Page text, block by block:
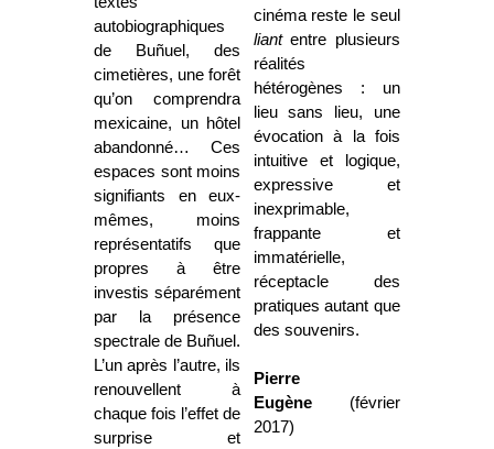
autobiographiques
de Buñuel, des
cimetières, une forêt
qu’on comprendra
mexicaine, un hôtel
abandonné… Ces
espaces sont moins
signifiants en eux-
mêmes, moins
représentatifs que
propres à être
investis séparément
par la présence
spectrale de Buñuel.
L’un après l’autre, ils
renouvellent à
chaque fois l’effet de
surprise et
cinéma reste le seul
liantentre plusieurs
réalités
hétérogènes : un
lieu sans lieu, une
évocation à la fois
intuitive et logique,
expressive et
inexprimable,
frappante et
immatérielle,
réceptacle des
pratiques autant que
des souvenirs.
Pierre
Eugène (février
2017)